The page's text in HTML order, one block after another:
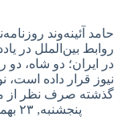
حامد آئینه‌وند
روابط بین‌الملل در
در ایران؛ دو شاه، دو
گذشته صرف نظر از
پنجشنبه, ۲۳ بهمن ۱۳۹۹ – ۱۲:۱۸